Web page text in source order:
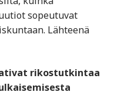
sopeutuvat
Lähteenä
rikostutkintaa